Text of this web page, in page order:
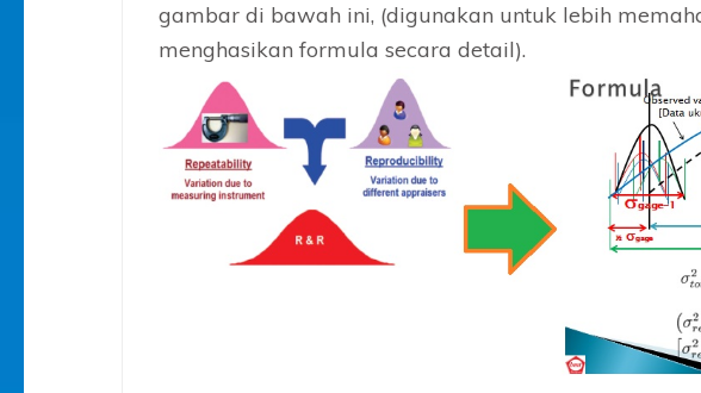
gambar di bawah ini, (digunakan untuk lebih
menghasikan formula secara detail).